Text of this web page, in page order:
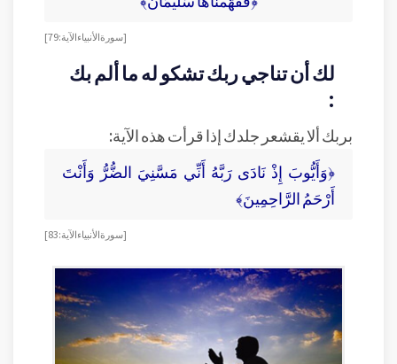
[سورة الأنبياء الآية: 79]
لك أن تناجي ربك تشكو له ما ألم بك
:
بربك ألا يقشعر جلدك إذا قرأت هذه الآية:
﴿وَأَيُّوبَ إِذْ نَادَى رَبَّهُ أَنِّي مَسَّنِيَ الضُّرُّ وَأَنْتَ
أَرْحَمُ الرَّاحِمِينَ﴾
[سورة الأنبياء الآية: 83]